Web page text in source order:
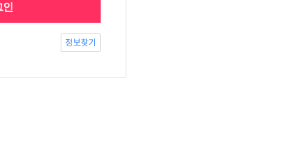
인
정보찾기